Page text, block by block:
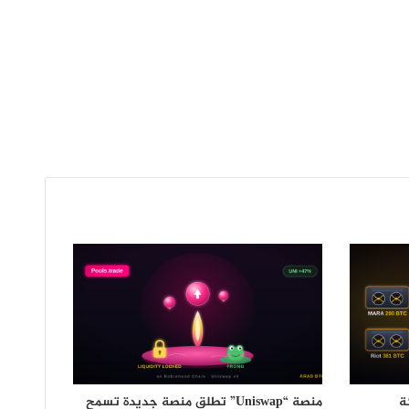
منصة “Uniswap” تطلق منصة جديدة تسمح